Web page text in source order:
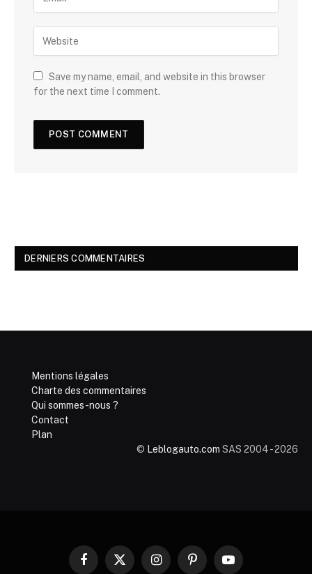
Save my name, email, and website in this browser
for the next time I comment.
DERNIERS COMMENTAIRES
Mentions légales
Charte des commentaires
Qui sommes-nous ?
Contact
Plan
© Leblogauto.com SAS 2004 - 2026
Facebook
X
InstagramPinterestYouTube